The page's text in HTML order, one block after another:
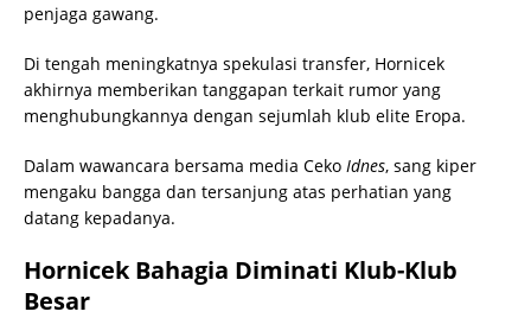
penjaga gawang.
Di tengah meningkatnya spekulasi transfer, Hornicek
akhirnya memberikan tanggapan terkait rumor yang
menghubungkannya dengan sejumlah klub elite Eropa.
Dalam wawancara bersama media Ceko Idnes, sang kiper
mengaku bangga dan tersanjung atas perhatian yang
datang kepadanya.
Hornicek Bahagia Diminati Klub-Klub
Besar